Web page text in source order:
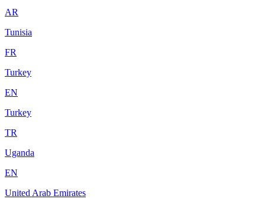
AR
Tunisia
FR
Turkey
EN
Turkey
TR
Uganda
EN
United Arab Emirates